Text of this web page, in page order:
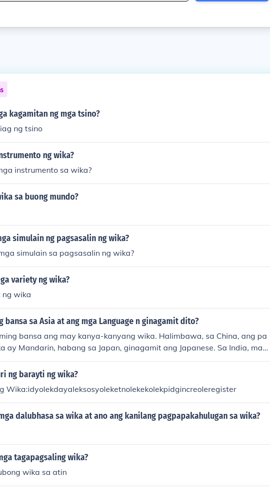
kagamitan ng mga tsino?
ng tsino
ng wika?
instrumento sa wika?
sa buong mundo?
simulain ng pagsasalin ng wika?
simulain sa pagsasalin ng wika?
variety ng wika?
ng wika
bansa sa Asia at ang mga Language n ginagamit dito?
bansa ang may kanya-kanyang wika. Halimbawa, sa China, ang pa
ay Mandarin, habang sa Japan, ginagamit ang Japanese. Sa India, mayr
na wika, ngunit ang Hindi at English ang mga opisyal na wika. Sa Pilipi
wika ay Filipino at English, kasama ang iba pang mga lokal n
ng barayti ng wika?
Wika:idyolekdayaleksosyoleketnolekekolekpidgincreoleregister
dalubhasa sa wika at ano ang kanilang pagpapakahulugan sa wika?
tagapagsaling wika?
wika sa atin